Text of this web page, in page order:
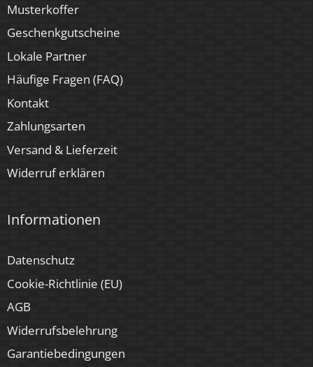
Musterkoffer
Geschenkgutscheine
Lokale Partner
Häufige Fragen (FAQ)
Kontakt
Zahlungsarten
Versand & Lieferzeit
Widerruf erklären
Informationen
Datenschutz
Cookie-Richtlinie (EU)
AGB
Widerrufsbelehrung
Garantiebedingungen